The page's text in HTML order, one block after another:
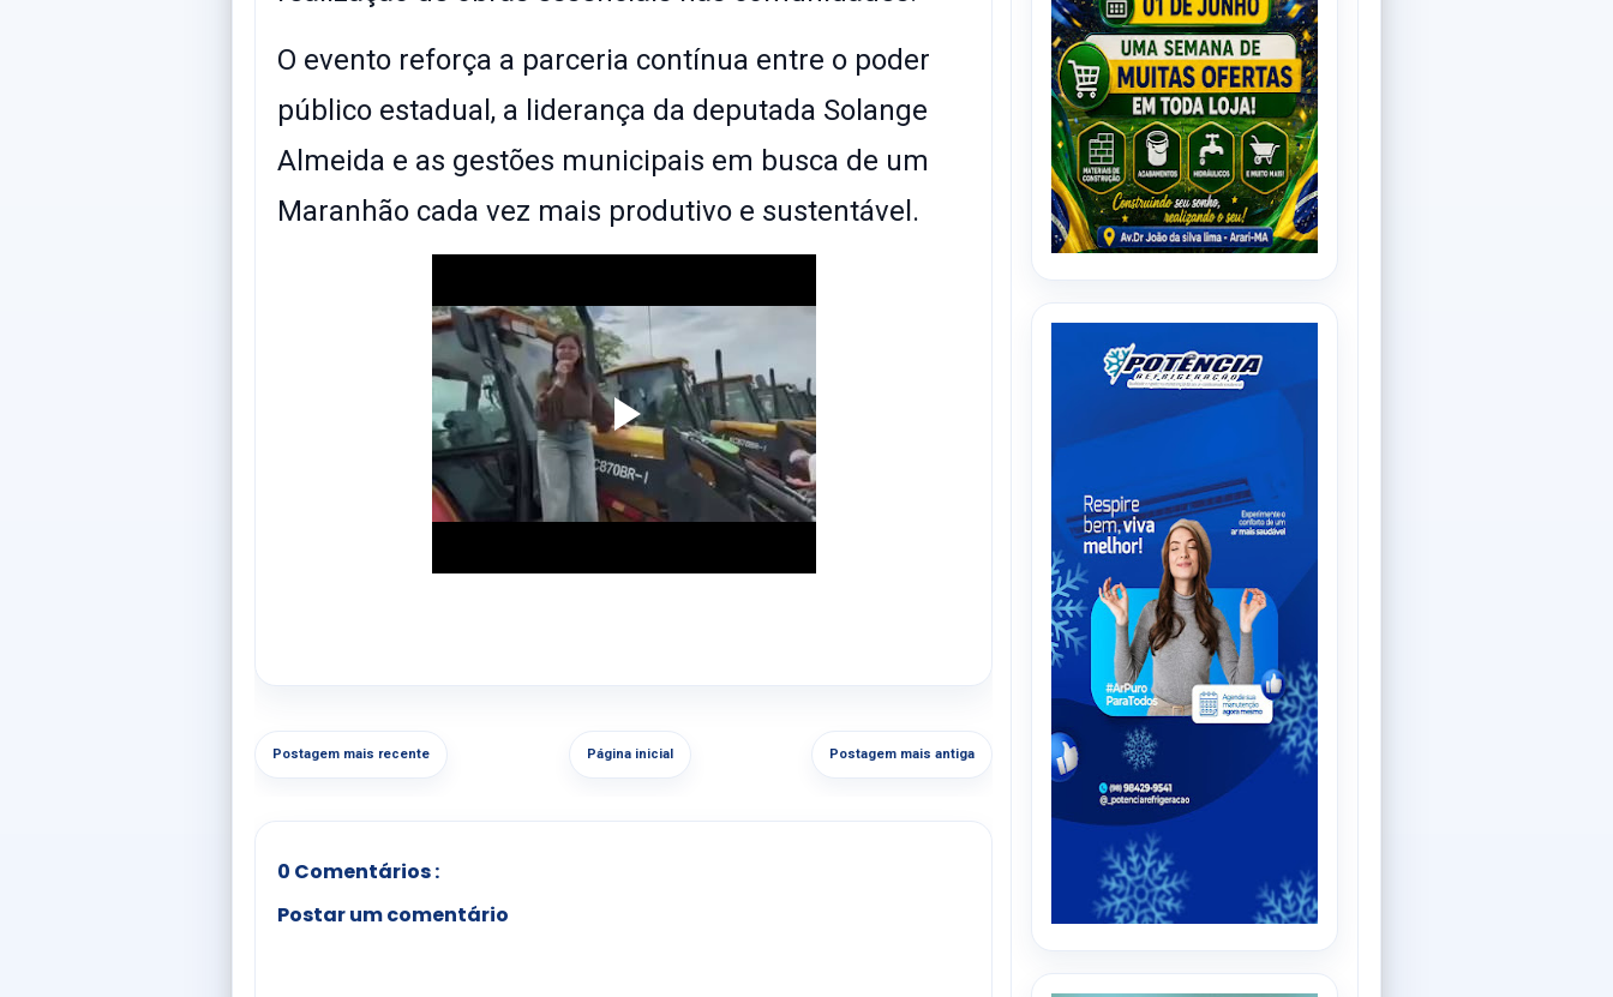
​O evento reforça a parceria contínua entre o poder
público estadual, a liderança da deputada Solange
Almeida e as gestões municipais em busca de um
Maranhão cada vez mais produtivo e sustentável.
Postagem mais recente Postagem mais antiga
Página inicial
0 Comentários :
Postar um comentário